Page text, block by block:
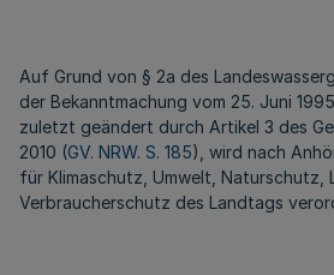
Auf Grund von § 2a des
der Bekanntmachung vom 25. Juni
zuletzt geändert durch Artikel 3 des
2010 (GV. NRW. S. 185), wird nach
für Klimaschutz, Umwelt, Naturschutz,
Verbraucherschutz des Landtags